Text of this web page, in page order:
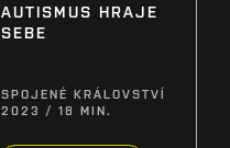
AUTISMUS HRAJE
SEBE
SPOJENÉ KRÁLOVSTVÍ
2023 / 18 MIN.